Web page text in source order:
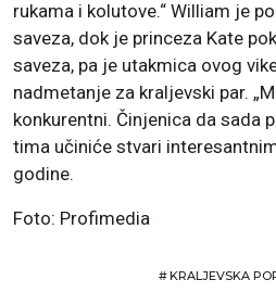
rukama i kolutove.“ William je
saveza, dok je princeza Kate
saveza, pa je utakmica ovog
nadmetanje za kraljevski par.
konkurentni. Činjenica da sada
tima učiniće stvari
godine.
Foto: Profimedia
#KRALJEVSKA